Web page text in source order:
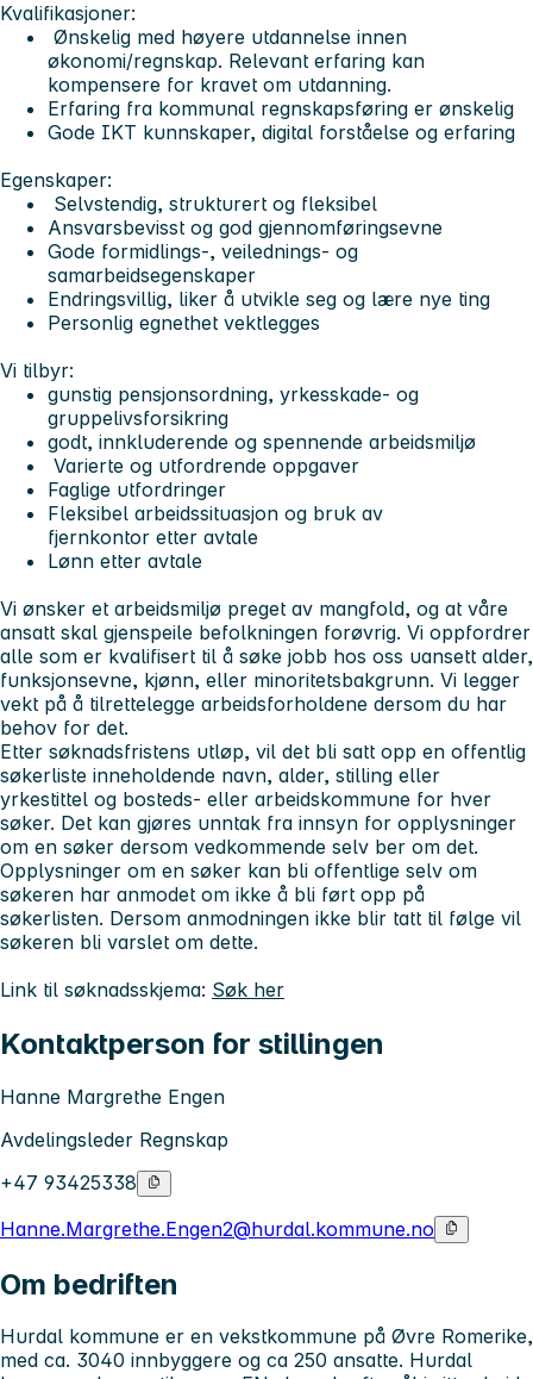
Kvalifikasjoner:
Ønskelig med høyere utdannelse innen
økonomi/regnskap. Relevant erfaring kan
kompensere for kravet om utdanning.
Erfaring fra kommunal regnskapsføring er ønskelig
Gode IKT kunnskaper, digital forståelse og erfaring
Egenskaper:
Selvstendig, strukturert og fleksibel
Ansvarsbevisst og god gjennomføringsevne
Gode formidlings-, veilednings- og
samarbeidsegenskaper
Endringsvillig, liker å utvikle seg og lære nye ting
Personlig egnethet vektlegges
Vi tilbyr:
gunstig pensjonsordning, yrkesskade- og
gruppelivsforsikring
godt, innkluderende og spennende arbeidsmiljø
Varierte og utfordrende oppgaver
Faglige utfordringer
Fleksibel arbeidssituasjon og bruk av
fjernkontor etter avtale
Lønn etter avtale
Vi ønsker et arbeidsmiljø preget av mangfold, og at våre
ansatt skal gjenspeile befolkningen forøvrig. Vi oppfordrer
alle som er kvalifisert til å søke jobb hos oss uansett alder,
funksjonsevne, kjønn, eller minoritetsbakgrunn. Vi legger
vekt på å tilrettelegge arbeidsforholdene dersom du har
behov for det.
Etter søknadsfristens utløp, vil det bli satt opp en offentlig
søkerliste inneholdende navn, alder, stilling eller
yrkestittel og bosteds- eller arbeidskommune for hver
søker. Det kan gjøres unntak fra innsyn for opplysninger
om en søker dersom vedkommende selv ber om det.
Opplysninger om en søker kan bli offentlige selv om
søkeren har anmodet om ikke å bli ført opp på
søkerlisten. Dersom anmodningen ikke blir tatt til følge vil
søkeren bli varslet om dette.
Link til søknadsskjema: Søk her
Kontaktperson for stillingen
Hanne Margrethe Engen
Avdelingsleder Regnskap
+47 93425338
Hanne.Margrethe.Engen2@hurdal.kommune.no
Om bedriften
Hurdal kommune er en vekstkommune på Øvre Romerike,
med ca. 3040 innbyggere og ca 250 ansatte. Hurdal